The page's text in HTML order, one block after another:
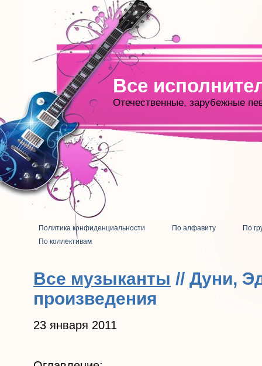
Все
Отечественные, зарубежные
Политика конфиденциальности По алфавиту
По
По коллективам
Все музыканты // Дуни,
произведения
23 января 2011